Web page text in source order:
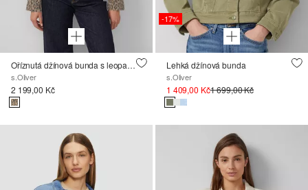
Oříznutá džínová bunda s leopardím potiskem
s.Oliver
2 199,00 Kč
-17%
Lehká džínová bunda
s.Oliver
1 409,00 Kč1 699,00 Kč